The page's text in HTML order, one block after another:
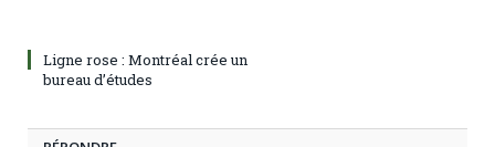
Ligne rose : Montréal crée un
bureau d’études